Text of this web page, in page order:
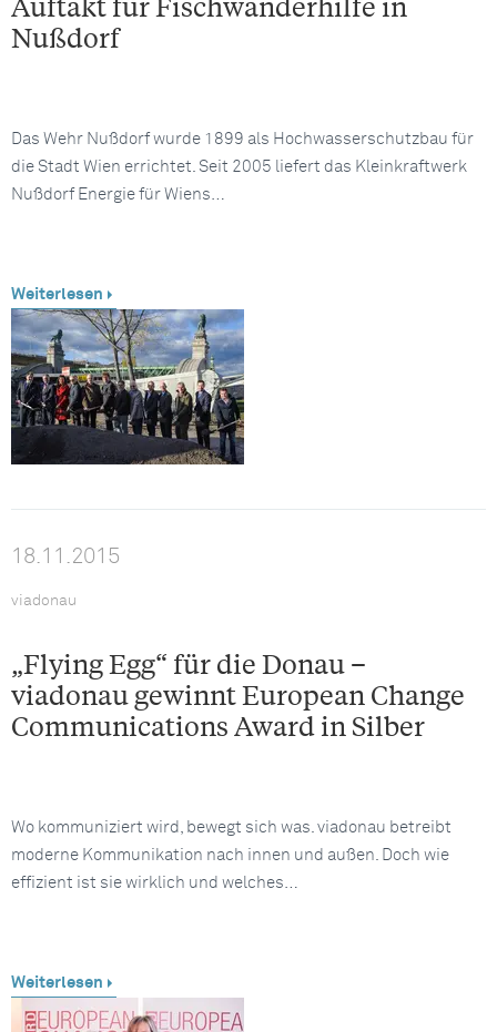
Nußdorf
Das Wehr Nußdorf wurde 1899 als Hochwasserschutzbau für
die Stadt Wien errichtet. Seit 2005 liefert das Kleinkraftwerk
Nußdorf Energie für Wiens…
Weiterlesen
18.11.2015
viadonau
„Flying Egg“ für die Donau –
viadonau gewinnt European Change
Communications Award in Silber
Wo kommuniziert wird, bewegt sich was. viadonau betreibt
moderne Kommunikation nach innen und außen. Doch wie
effizient ist sie wirklich und welches…
Weiterlesen